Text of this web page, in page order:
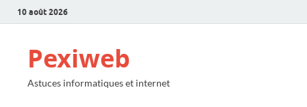
10 août 2026
Pexiweb
Astuces informatiques et internet